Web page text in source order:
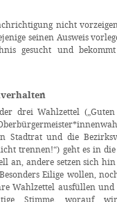
nicht
seinen Ausweis
gesucht und
drei Wahlzettel
Stadtrat und die
trennen!“) geht es in
an, andere setzen sich
Eilige wollen,
Wahlzettel ausfüllen